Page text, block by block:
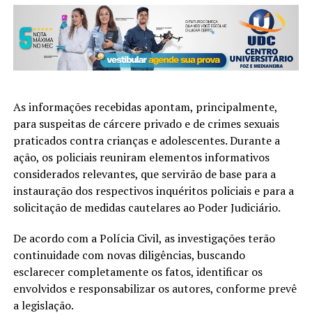
As informações recebidas apontam, principalmente,
para suspeitas de cárcere privado e de crimes sexuais
praticados contra crianças e adolescentes. Durante a
ação, os policiais reuniram elementos informativos
considerados relevantes, que servirão de base para a
instauração dos respectivos inquéritos policiais e para a
solicitação de medidas cautelares ao Poder Judiciário.
De acordo com a Polícia Civil, as investigações terão
continuidade com novas diligências, buscando
esclarecer completamente os fatos, identificar os
envolvidos e responsabilizar os autores, conforme prevê
a legislação.